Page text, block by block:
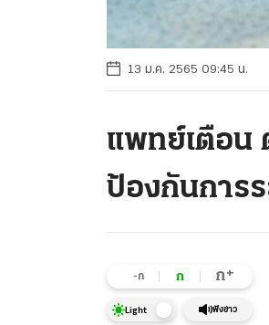
13 ม.ค. 2565 09:45 น.
แพทย์เตือน
ป้องกันการ
-ก ก ก+
Light ฟังข่าว